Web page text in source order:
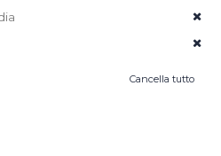
Cancella tutto